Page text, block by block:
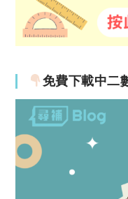
免費下載中二